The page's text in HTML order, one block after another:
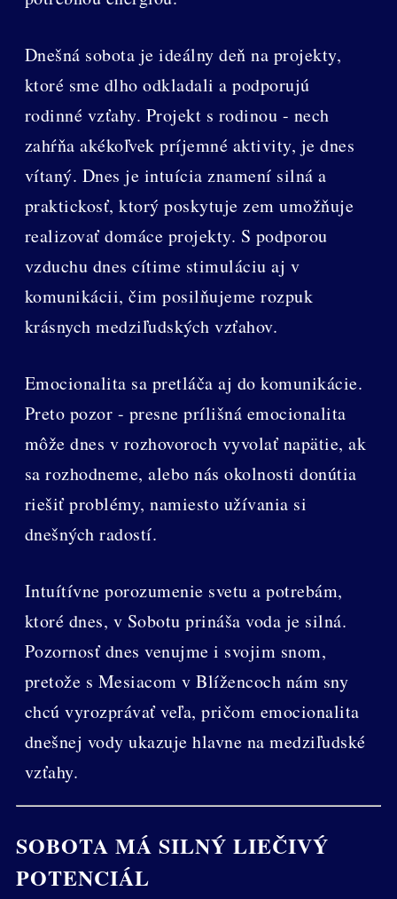
Dnešná sobota je ideálny deň na projekty,
ktoré sme dlho odkladali a podporujú
rodinné vzťahy. Projekt s rodinou - nech
zahŕňa akékoľvek príjemné aktivity, je dnes
vítaný. Dnes je intuícia znamení silná a
praktickosť, ktorý poskytuje zem umožňuje
realizovať domáce projekty. S podporou
vzduchu dnes cítime stimuláciu aj v
komunikácii, čim posilňujeme rozpuk
krásnych medziľudských vzťahov.
Emocionalita sa pretláča aj do komunikácie.
Preto pozor - presne prílišná emocionalita
môže dnes v rozhovoroch vyvolať napätie, ak
sa rozhodneme, alebo nás okolnosti donútia
riešiť problémy, namiesto užívania si
dnešných radostí.
Intuítívne porozumenie svetu a potrebám,
ktoré dnes, v Sobotu prináša voda je silná.
Pozornosť dnes venujme i svojim snom,
pretože s Mesiacom v Blížencoch nám sny
chcú vyrozprávať veľa, pričom emocionalita
dnešnej vody ukazuje hlavne na medziľudské
vzťahy.
SOBOTA MÁ SILNÝ LIEČIVÝ
POTENCIÁL